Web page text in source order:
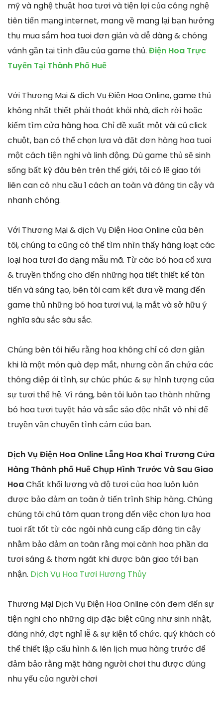
mỹ và nghệ thuật hoa tươi và tiện lợi của công nghệ
tiên tiến mạng internet, mang về mang lại bạn hưởng
thụ mua sắm hoa tuoi đơn giản và dễ dàng & chóng
vánh gần tại tình đầu của game thủ. Điện Hoa Trực
Tuyến Tại Thành Phố Huế
Với Thương Mại & dịch Vụ Điện Hoa Online, game thủ
không nhất thiết phải thoát khỏi nhà, dịch rời hoặc
kiếm tìm cửa hàng hoa. Chỉ đề xuất một vài cú click
chuột, bạn có thể chọn lựa và đặt đơn hàng hoa tuoi
một cách tiện nghi và linh động. Dù game thủ sẽ sinh
sống bất kỳ đâu bên trên thế giới, tôi có lẽ giao tới
liên can có nhu cầu 1 cách an toàn và đáng tin cậy và
nhanh chóng.
Với Thương Mại & dịch Vụ Điện Hoa Online của bên
tôi, chúng ta cũng có thể tìm nhìn thấy hàng loạt các
loại hoa tươi đa dạng mẫu mã. Từ các bó hoa cổ xưa
& truyền thống cho đến những họa tiết thiết kế tân
tiến và sáng tạo, bên tôi cam kết đưa về mang đến
game thủ những bó hoa tươi vui, lạ mắt và sở hữu ý
nghĩa sâu sắc sâu sắc.
Chúng bên tôi hiểu rằng hoa không chỉ có đơn giản
khi là một món quà đẹp mắt, nhưng còn ẩn chứa các
thông điệp ái tình, sự chúc phúc & sự hình tượng của
sự tươi thế hệ. Vì ráng, bên tôi luôn tạo thành những
bó hoa tươi tuyệt hảo và sắc sảo độc nhất vô nhị để
truyền vận chuyển tình cảm của bạn.
Dịch Vụ Điện Hoa Online Lẵng Hoa Khai Trương Cửa
Hàng Thành phố Huế Chụp Hình Trước Và Sau Giao
HoaChất khối lượng và độ tươi của hoa luôn luôn
được bảo đảm an toàn ở tiến trình Ship hàng. Chúng
chúng tôi chú tâm quan trọng đến việc chọn lựa hoa
tuoi rất tốt từ các ngôi nhà cung cấp đáng tin cậy
nhằm bảo đảm an toàn rằng mọi cành hoa phần đa
tươi sáng & thơm ngát khi được bàn giao tới bạn
nhận. Dịch Vụ Hoa Tươi Hương Thủy
Thương Mại Dịch Vụ Điện Hoa Online còn đem đến sự
tiện nghi cho những dịp đặc biệt cũng như sinh nhật,
đáng nhớ, đợt nghỉ lễ & sự kiện tổ chức. quý khách có
thể thiết lập cấu hình & lên lịch mua hàng trước để
đảm bảo rằng mặt hàng người chơi thu được đúng
nhu yếu của người chơi